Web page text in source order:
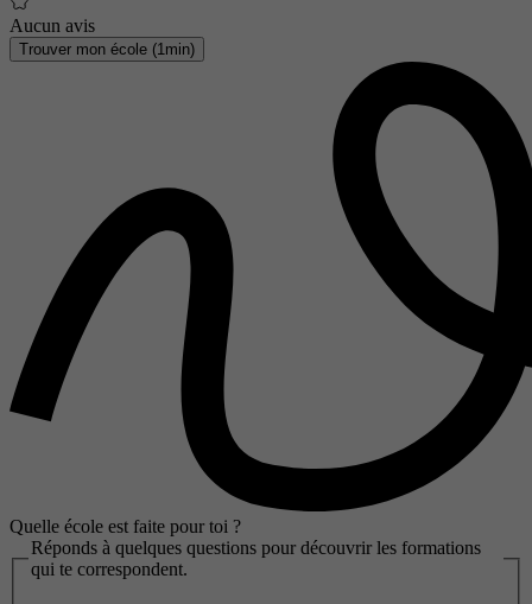
Aucun avis
Trouver mon école (1min)
Quelle école est faite pour toi ?
Réponds à quelques questions pour découvrir les formations
qui te correspondent.